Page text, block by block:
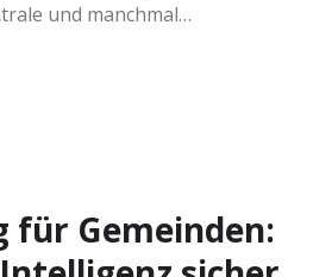
und manchmal…
für Gemeinden: